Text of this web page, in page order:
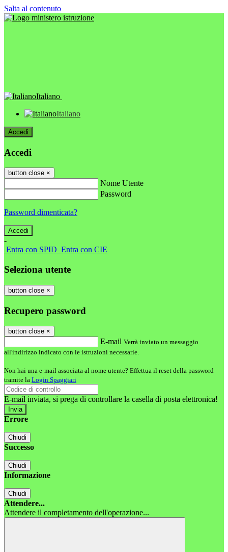
Salta al contenuto
Italiano
Italiano
Accedi
Accedi
button close ×
Nome Utente
Password
Password dimenticata?
-
Entra con SPID Entra con CIE
Seleziona utente
button close ×
Recupero password
button close ×
E-mail Verrà inviato un messaggio
all'indirizzo indicato con le istruzioni necessarie.
Non hai una e-mail associata al nome utente? Effettua il reset della password
tramite la Login Spaggiari
E-mail inviata, si prega di controllare la casella di posta elettronica!
Errore
Chiudi
Successo
Chiudi
Informazione
Chiudi
Attendere...
Attendere il completamento dell'operazione...